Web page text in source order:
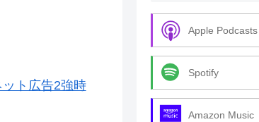
ト広告2強時
Apple Podcasts
Spotify
Amazon Music